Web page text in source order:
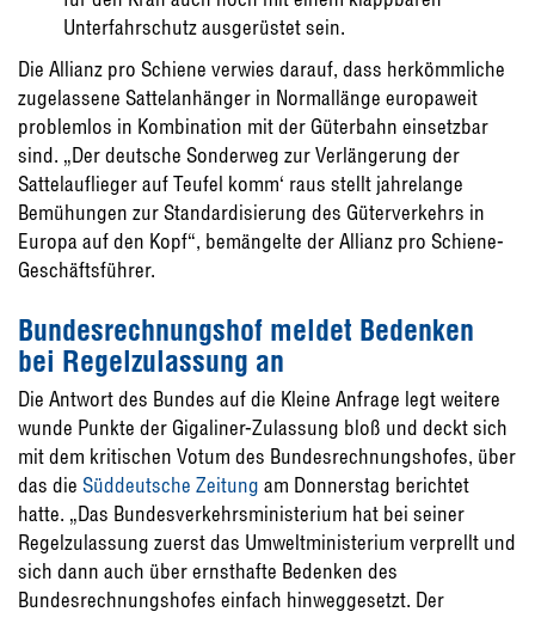
Unterfahrschutz ausgerüstet sein.
Die Allianz pro Schiene verwies darauf, dass herkömmliche
zugelassene Sattelanhänger in Normallänge europaweit
problemlos in Kombination mit der Güterbahn einsetzbar
sind. „Der deutsche Sonderweg zur Verlängerung der
Sattelauflieger auf Teufel komm‘ raus stellt jahrelange
Bemühungen zur Standardisierung des Güterverkehrs in
Europa auf den Kopf“, bemängelte der Allianz pro Schiene-
Geschäftsführer.
Bundesrechnungshof meldet Bedenken
bei Regelzulassung an
Die Antwort des Bundes auf die Kleine Anfrage legt weitere
wunde Punkte der Gigaliner-Zulassung bloß und deckt sich
mit dem kritischen Votum des Bundesrechnungshofes, über
das die Süddeutsche Zeitung am Donnerstag berichtet
hatte. „Das Bundesverkehrsministerium hat bei seiner
Regelzulassung zuerst das Umweltministerium verprellt und
sich dann auch über ernsthafte Bedenken des
Bundesrechnungshofes einfach hinweggesetzt. Der